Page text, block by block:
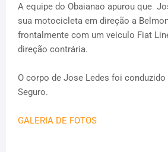
A equipe do Obaianao apurou que
sua motocicleta em direção a
frontalmente com um veiculo Fiat
direção contrária.
O corpo de Jose Ledes foi
Seguro.
GALERIA DE FOTOS